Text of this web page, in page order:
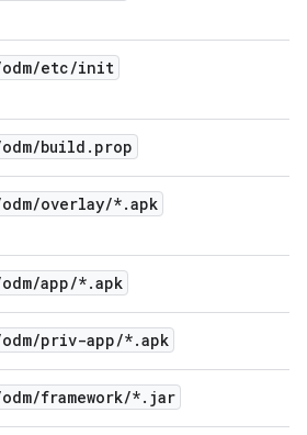
odm/etc/init
odm/build . prop
odm/overlay/*.apk
odm/app/*.apk
odm/priv-app/*.apk
odm/framework/*. jar